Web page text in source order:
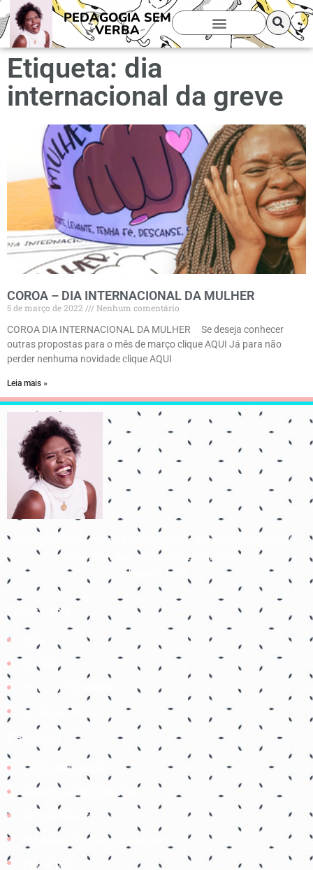
PEDAGOGIA SEM
VERBA
Etiqueta: dia
internacional da greve
COROA – DIA INTERNACIONAL DA MULHER
5 de março de 2022
Nenhum comentário
COROA DIA INTERNACIONAL DA MULHER Se deseja conhecer
outras propostas para o mês de março clique AQUI Já para não
perder nenhuma novidade clique AQUI
Leia mais »
Para que todos vejam, e saibam, e considerem, e juntamente
entendam que a mão do Senhor fez isto
Isaías 41:20
Links úteis
Contato
Política de Privacidade
Termos de Uso
Parceiros
Coruja Pedagogica
Pedagogia Ingrid Moraes
SOS professor
Atividades Pedagógicas Suzano
Etiene prof